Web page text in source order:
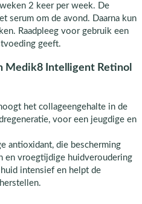
2 keer per week. De
serum om de avond. Daarna kun
Raadpleeg voor gebruik een
geeft.
Medik8 Intelligent Retinol
het collageengehalte in de
voor een jeugdige en
antioxidant, die bescherming
en vroegtijdige huidveroudering
intensief en helpt de